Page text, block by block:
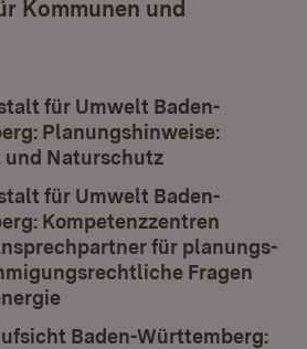
Kommunen und
für Umwelt Baden-
Planungshinweise:
Naturschutz
für Umwelt Baden-
Kompetenzzentren
für planungs-
Fragen
Baden-Württemberg: